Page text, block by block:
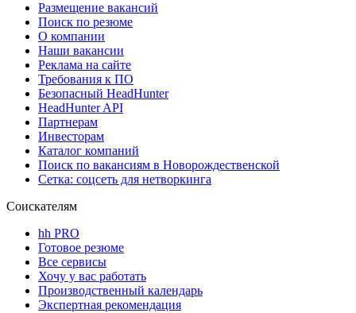
Размещение вакансий
Поиск по резюме
О компании
Наши вакансии
Реклама на сайте
Требования к ПО
Безопасный HeadHunter
HeadHunter API
Партнерам
Инвесторам
Каталог компаний
Поиск по вакансиям в Новорождественской
Сетка: соцсеть для нетворкинга
Соискателям
hh PRO
Готовое резюме
Все сервисы
Хочу у вас работать
Производственный календарь
Экспертная рекомендация